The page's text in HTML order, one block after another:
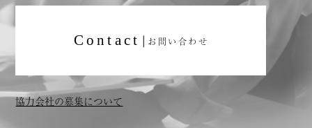
Contact | お問い合わせ
協力会社の募集について